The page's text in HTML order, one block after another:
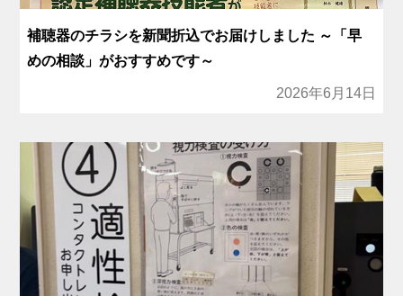
補聴器のチラシを新聞折込でお届けしました ～「早
めの相談」がおすすめです～
2026年6月14日